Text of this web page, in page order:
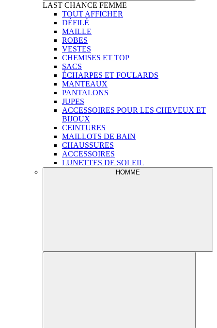
LAST CHANCE FEMME
TOUT AFFICHER
DÉFILÉ
MAILLE
ROBES
VESTES
CHEMISES ET TOP
SACS
ÉCHARPES ET FOULARDS
MANTEAUX
PANTALONS
JUPES
ACCESSOIRES POUR LES CHEVEUX ET
BIJOUX
CEINTURES
MAILLOTS DE BAIN
CHAUSSURES
ACCESSOIRES
LUNETTES DE SOLEIL
HOMME